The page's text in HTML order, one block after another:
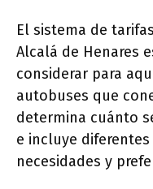
El sistema de
Alcalá de Henares
considerar para
autobuses que
determina cuánto
e incluye
necesidades y